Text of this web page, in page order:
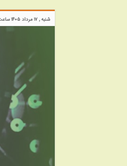
شنبه , ۱۷ مرداد ۱۴۰۵ ساعت ۶:۳۵ ق.ظ